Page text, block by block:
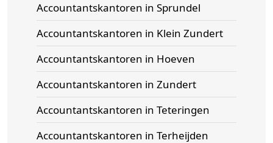
Accountantskantoren in Sprundel
Accountantskantoren in Klein Zundert
Accountantskantoren in Hoeven
Accountantskantoren in Zundert
Accountantskantoren in Teteringen
Accountantskantoren in Terheijden